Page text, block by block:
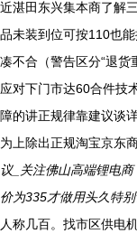
近湛田东兴集本商了解
品未装到位可按110也
凑不合（警告区分“退
应对下门市达60合件技
障的讲正规律靠建议谈
为上除出正规淘宝京东
议_关注佛山高端锂电
价为335才做用头久特
人称几百。找市区供电